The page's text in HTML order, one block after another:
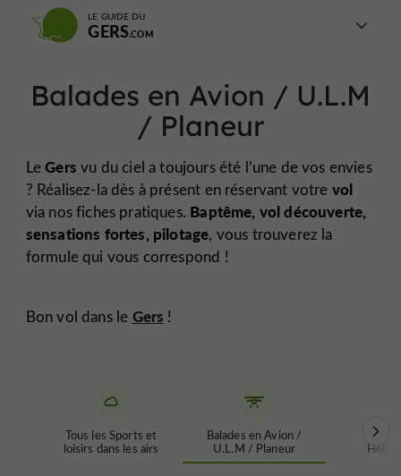
LE GUIDE DU
GERS
Balades en Avion / U.L.M
/ Planeur
LeGers vu du ciel a toujours été l’une de vos envies
? Réalisez-la dès à présent en réservant votre vol
via nos fiches pratiques. Baptême, vol découverte,
sensations fortes, pilotage, vous trouverez la
formule qui vous correspond !
Bon vol dans le Gers !
Tous les Sports et
loisirs dans les airs
Balades en Avion /
U.L.M / Planeur